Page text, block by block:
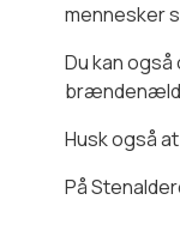
mennesker
Du kan
Husk også
På